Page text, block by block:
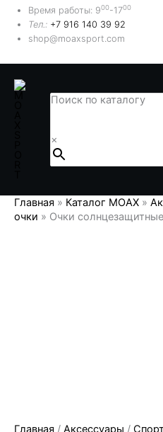
Перейти
содержимому
Время работы: 900-1700
Тел.: +7 916 140 39 92
shop@moaxsport.com
Поиск по каталогу
×
Главная » Каталог MOAX »
очки » Очки
Главная / Аксессуары /